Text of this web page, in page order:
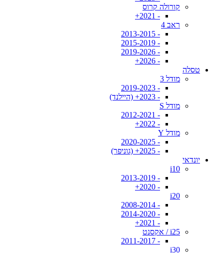
קורולה קרוס
- 2021+
ראב 4
- 2013-2015
- 2015-2019
- 2019-2026
- 2026+
טסלה
מודל 3
- 2019-2023
- 2023+ (היילנד)
מודל S
- 2012-2021
- 2022+
מודל Y
- 2020-2025
- 2025+ (גוניפר)
יונדאי
i10
- 2013-2019
- 2020+
i20
- 2008-2014
- 2014-2020
- 2021+
i25 / אקסנט
- 2011-2017
i30